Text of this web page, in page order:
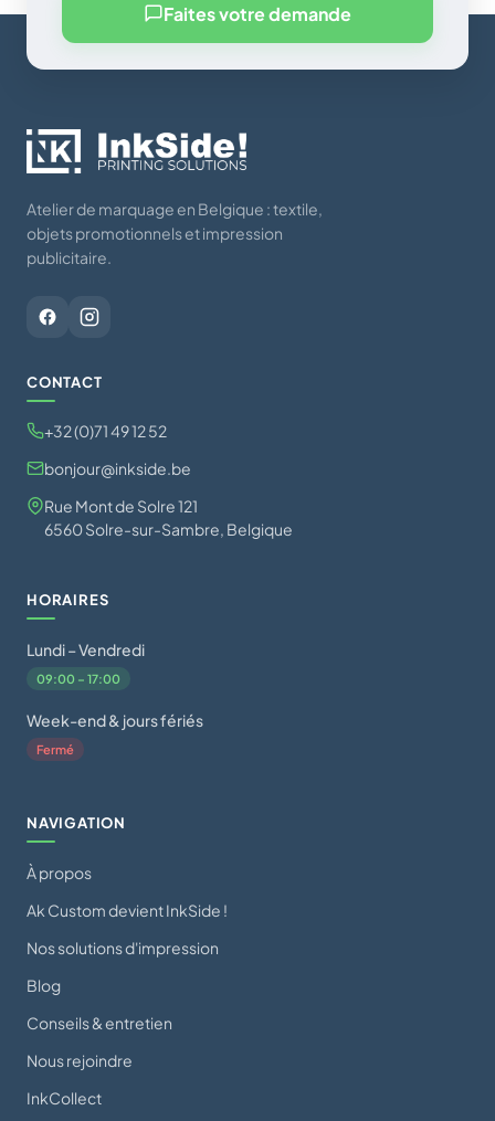
Faites votre demande
Atelier de marquage en Belgique : textile,
objets promotionnels et impression
publicitaire.
CONTACT
+32 (0)71 49 12 52
bonjour@inkside.be
Rue Mont de Solre 121
6560 Solre-sur-Sambre, Belgique
HORAIRES
Lundi – Vendredi
09:00 – 17:00
Week-end & jours fériés
Fermé
NAVIGATION
À propos
Ak Custom devient InkSide !
Nos solutions d'impression
Blog
Conseils & entretien
Nous rejoindre
InkCollect